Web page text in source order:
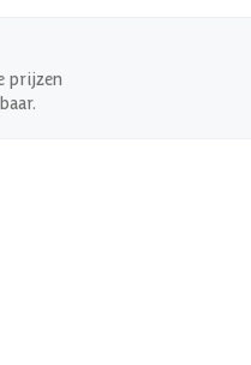
prijzen